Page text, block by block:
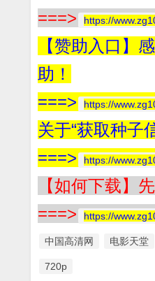
===>
https://
【赞助入口】
助！
===>
https://
关于“获取种子
===>
https://
【如何下载】
===>
https://
中国高清网 电影天堂
720p